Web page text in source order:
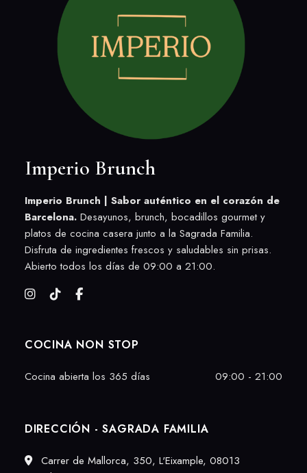
Imperio Brunch
Imperio Brunch | Sabor auténtico en el corazón de
Barcelona.Desayunos, brunch, bocadillos gourmet y
platos de cocina casera junto a la Sagrada Familia.
Disfruta de ingredientes frescos y saludables sin prisas.
Abierto todos los días de 09:00 a 21:00.
COCINA NON STOP
Cocina abierta los 365 días 09:00 - 21:00
DIRECCIÓN - SAGRADA FAMILIA
Carrer de Mallorca, 350, L'Eixample, 08013